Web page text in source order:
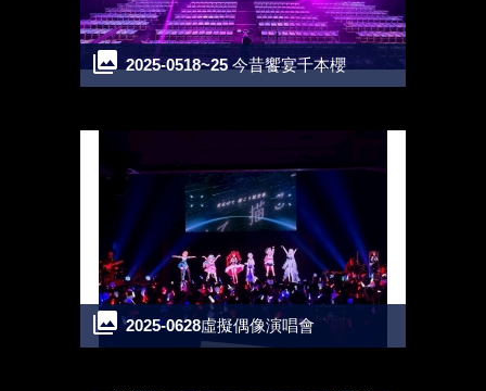
2025-0518~25 今昔饗宴千本櫻
2025-0628虛擬偶像演唱會